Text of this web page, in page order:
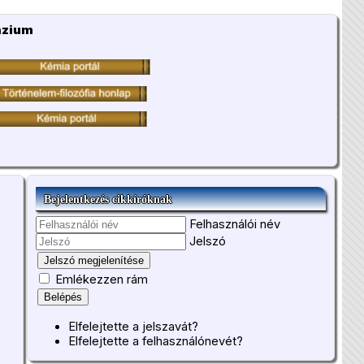
Bejelentkezés cikkíróknak
Felhasználói név
Jelszó
Jelszó megjelenítése
Emlékezzen rám
Belépés
Elfelejtette a jelszavát?
Elfelejtette a felhasználónevét?